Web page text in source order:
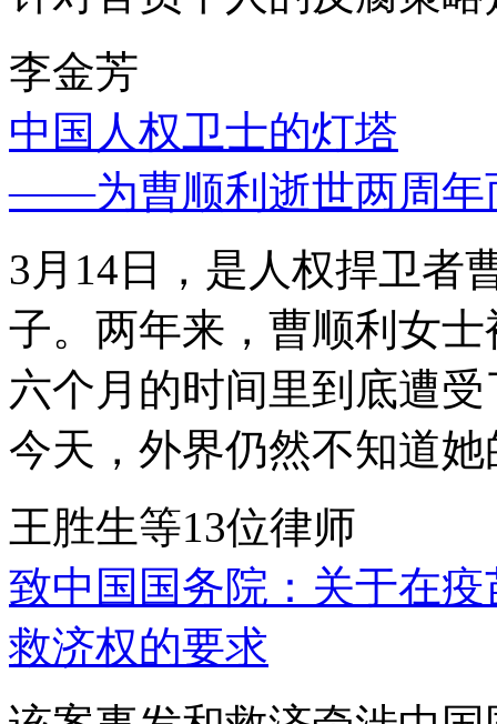
李金芳
中国人权卫士的灯塔
——为曹顺利逝世两周年
3月14日，是人权捍卫者
子。两年来，曹顺利女
六个月的时间里到底遭
今天，外界仍然不知道
王胜生等13位律师
致中国国务院：关于在
救济权的要求